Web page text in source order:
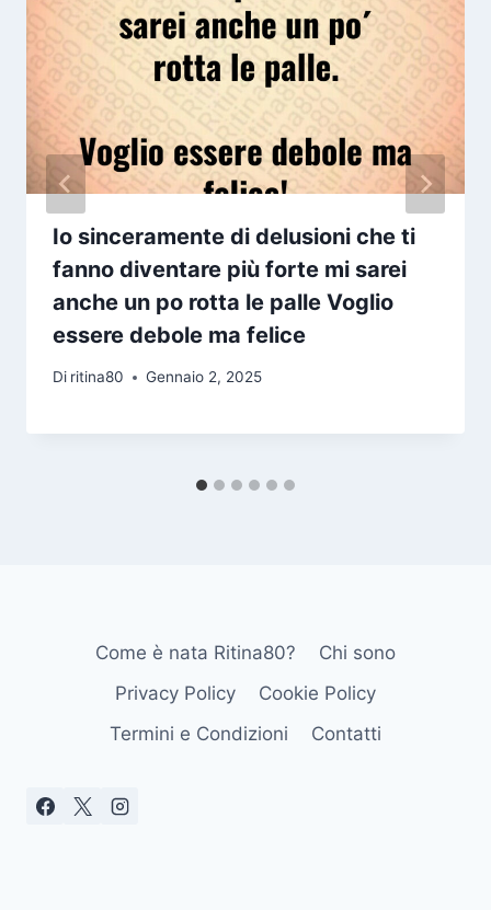
Io sinceramente di delusioni che ti
fanno diventare più forte mi sarei
anche un po rotta le palle Voglio
essere debole ma felice
Di ritina80 Gennaio 2, 2025
Come è nata Ritina80?
Chi sono
Privacy Policy
Cookie Policy
Termini e Condizioni
Contatti